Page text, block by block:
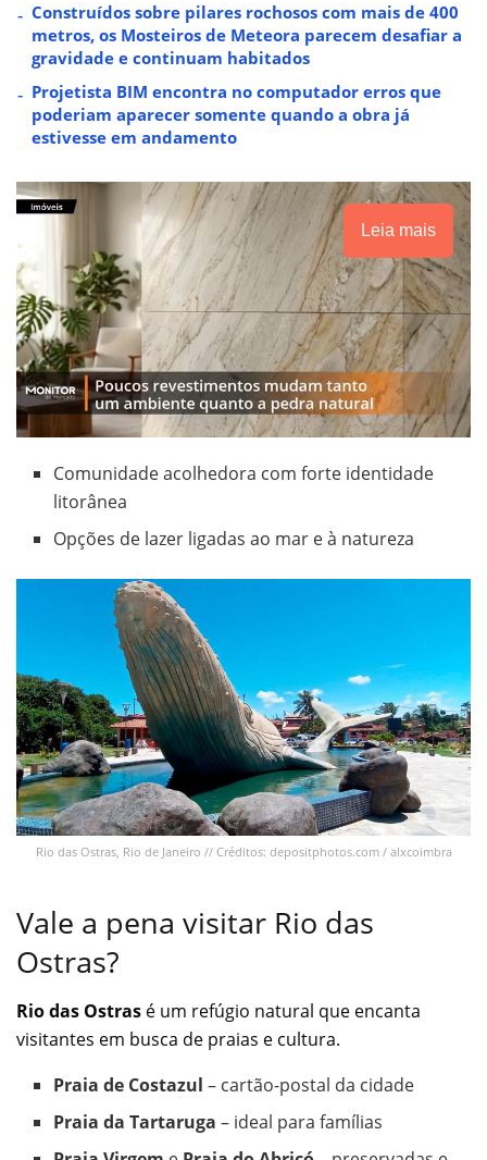
Construídos sobre pilares rochosos com mais de 400
metros, os Mosteiros de Meteora parecem desafiar a
gravidade e continuam habitados
Projetista BIM encontra no computador erros que
poderiam aparecer somente quando a obra já
estivesse em andamento
Leia mais
Comunidade acolhedora com forte identidade
litorânea
Opções de lazer ligadas ao mar e à natureza
Rio das Ostras, Rio de Janeiro // Créditos: depositphotos.com / alxcoimbra
Vale a pena visitar Rio das
Ostras?
Rio das Ostras é um refúgio natural que encanta
visitantes em busca de praias e cultura.
Praia de Costazul – cartão-postal da cidade
Praia da Tartaruga – ideal para famílias